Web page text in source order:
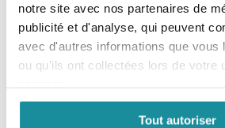
notre site avec nos partenaires de
publicité et d'analyse, qui peuvent
avec d'autres informations que vous
ou qu'ils ont collectées lors de votre
Tout autoriser
En savoir plus